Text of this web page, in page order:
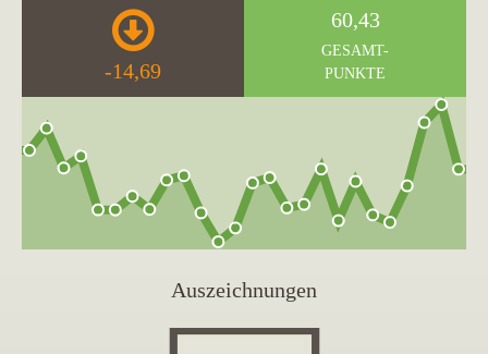
-14,69
60,43
GESAMT-
PUNKTE
Auszeichnungen